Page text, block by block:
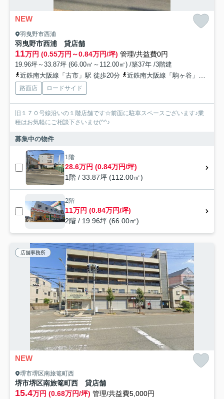
NEW
羽曳野市西浦
羽曳野市西浦 貸店舗
11万円 (0.55万円～0.84万円/坪) 管理/共益費0円
19.96坪～33.87坪 (66.00㎡～112.00㎡) /築37年 /3階建
近鉄南大阪線「古市」駅 徒歩20分
近鉄南大阪線「駒ヶ谷」駅 徒歩28分
路面店 ロードサイド
旧１７０号線沿いの１階店舗です☆前面に駐車スペースございます♪業
種はお気軽にご相談下さいませ(^^♪
募集中の物件
1階
28.6万円 (0.84万円/坪)
1階 / 33.87坪 (112.00㎡)
2階
11万円 (0.84万円/坪)
2階 / 19.96坪 (66.00㎡)
店舗事務所
NEW
堺市堺区南旅篭町西
堺市堺区南旅篭町西 貸店舗
15.4万円 (0.68万円/坪) 管理/共益費5,000円